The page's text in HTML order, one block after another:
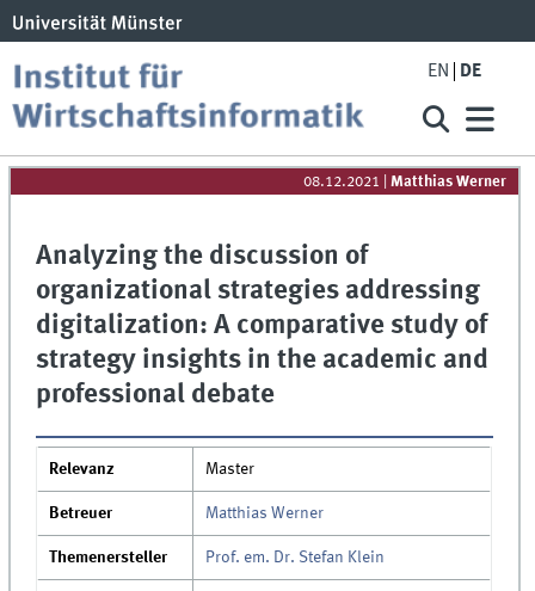
EN DE
08.12.2021 |Matthias Werner
Analyzing the discussion of
organizational strategies addressing
digitalization: A comparative study of
strategy insights in the academic and
professional debate
Relevanz Master
Betreuer Matthias Werner
Themenersteller Prof. em. Dr. Stefan Klein